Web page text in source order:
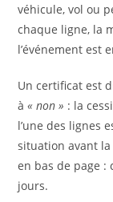
véhicule, vol ou
chaque ligne, la
l’événement est
Un certificat est
à« non » : la
l’une des lignes
situation avant la
en bas de page :
jours.